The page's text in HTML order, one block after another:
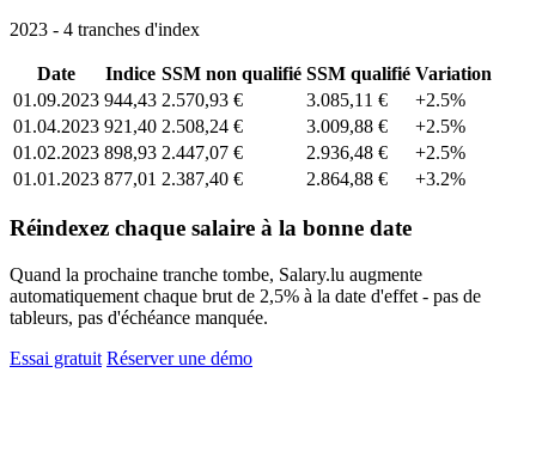
2023 - 4 tranches d'index
Date Indice SSM non qualifié SSM qualifié Variation
01.09.2023 944,43 2.570,93 € 3.085,11 €
+2.5%
01.04.2023 921,40 2.508,24 € 3.009,88 €
+2.5%
01.02.2023 898,93 2.447,07 € 2.936,48 €
+2.5%
01.01.2023 877,01 2.387,40 € 2.864,88 € +3.2%
Réindexez chaque salaire à la bonne date
Quand la prochaine tranche tombe, Salary.lu augmente
automatiquement chaque brut de 2,5% à la date d'effet - pas de
tableurs, pas d'échéance manquée.
Essai gratuit Réserver une démo